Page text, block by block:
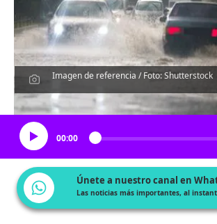
Imagen de referencia / Foto: Shutterstock
Escucha el artículo
00:00
Únete a nuestro canal en
Las noticias más importantes, al